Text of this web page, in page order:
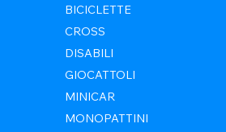
BICICLETTE
CROSS
DISABILI
GIOCATTOLI
MINICAR
MONOPATTINI